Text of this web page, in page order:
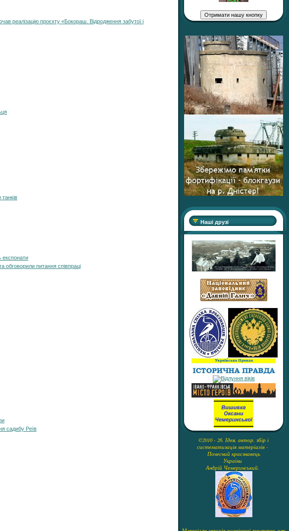
реалізацію проєкту «Бокораш. Відродження забутої і
експонати
обговорили питання співпраці
садибу Реїв
Наші друзі
©2010 - 26. Ідея, автор, збір і
систематизація матеріалів -
Почесний краєзнавець
України
Андрій Чемеринський.